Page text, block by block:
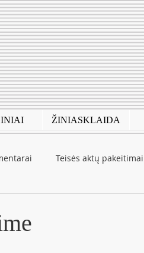
ŽINIASKLAIDA
Teisės aktų pakeitimai